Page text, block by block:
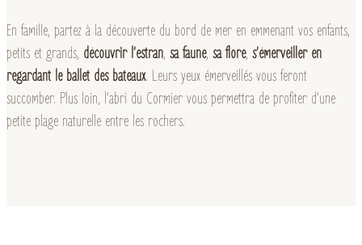
En famille, partez à la découverte du bord de mer en emmenant vos enfants,
petits et grands, découvrir l’estran, sa faune, sa flore, s’émerveiller en
regardant le ballet des bateaux. Leurs yeux émerveillés vous feront
succomber. Plus loin, l’abri du Cormier vous permettra de profiter d’une
petite plage naturelle entre les rochers.